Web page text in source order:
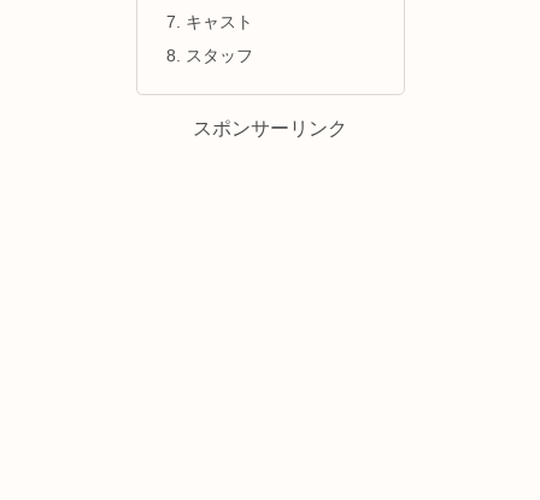
キャスト
スタッフ
スポンサーリンク